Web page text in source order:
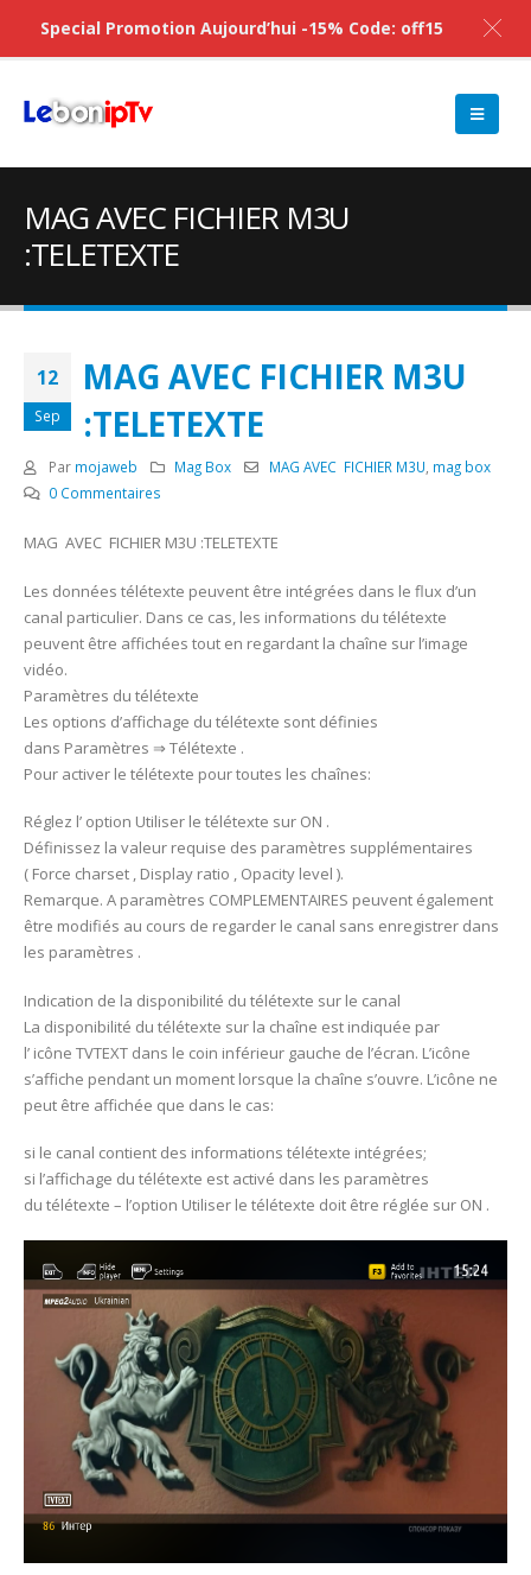
MAG AVEC FICHIER M3U
:TELETEXTE
12
Sep
MAG AVEC FICHIER M3U
:TELETEXTE
Par mojaweb Mag Box MAG AVEC FICHIER M3U mag box
0 Commentaires
MAG AVEC FICHIER M3U :TELETEXTE
Les données télétexte peuvent être intégrées dans le flux d’un
canal particulier. Dans ce cas, les informations du télétexte
peuvent être affichées tout en regardant la chaîne sur l’image
vidéo.
Paramètres du télétexte
Les options d’affichage du télétexte sont définies
dans Paramètres ⇒ Télétexte .
Pour activer le télétexte pour toutes les chaînes:
Réglez l’ option Utiliser le télétexte sur ON .
Définissez la valeur requise des paramètres supplémentaires
( Force charset , Display ratio , Opacity level ).
Remarque. A paramètres COMPLEMENTAIRES peuvent également
être modifiés au cours de regarder le canal sans enregistrer dans
les paramètres .
Indication de la disponibilité du télétexte sur le canal
La disponibilité du télétexte sur la chaîne est indiquée par
l’ icône TVTEXT dans le coin inférieur gauche de l’écran. L’icône
s’affiche pendant un moment lorsque la chaîne s’ouvre. L’icône ne
peut être affichée que dans le cas:
si le canal contient des informations télétexte intégrées;
si l’affichage du télétexte est activé dans les paramètres
du télétexte – l’option Utiliser le télétexte doit être réglée sur ON .
Special Promotion Aujourd’hui -15% Code: off15